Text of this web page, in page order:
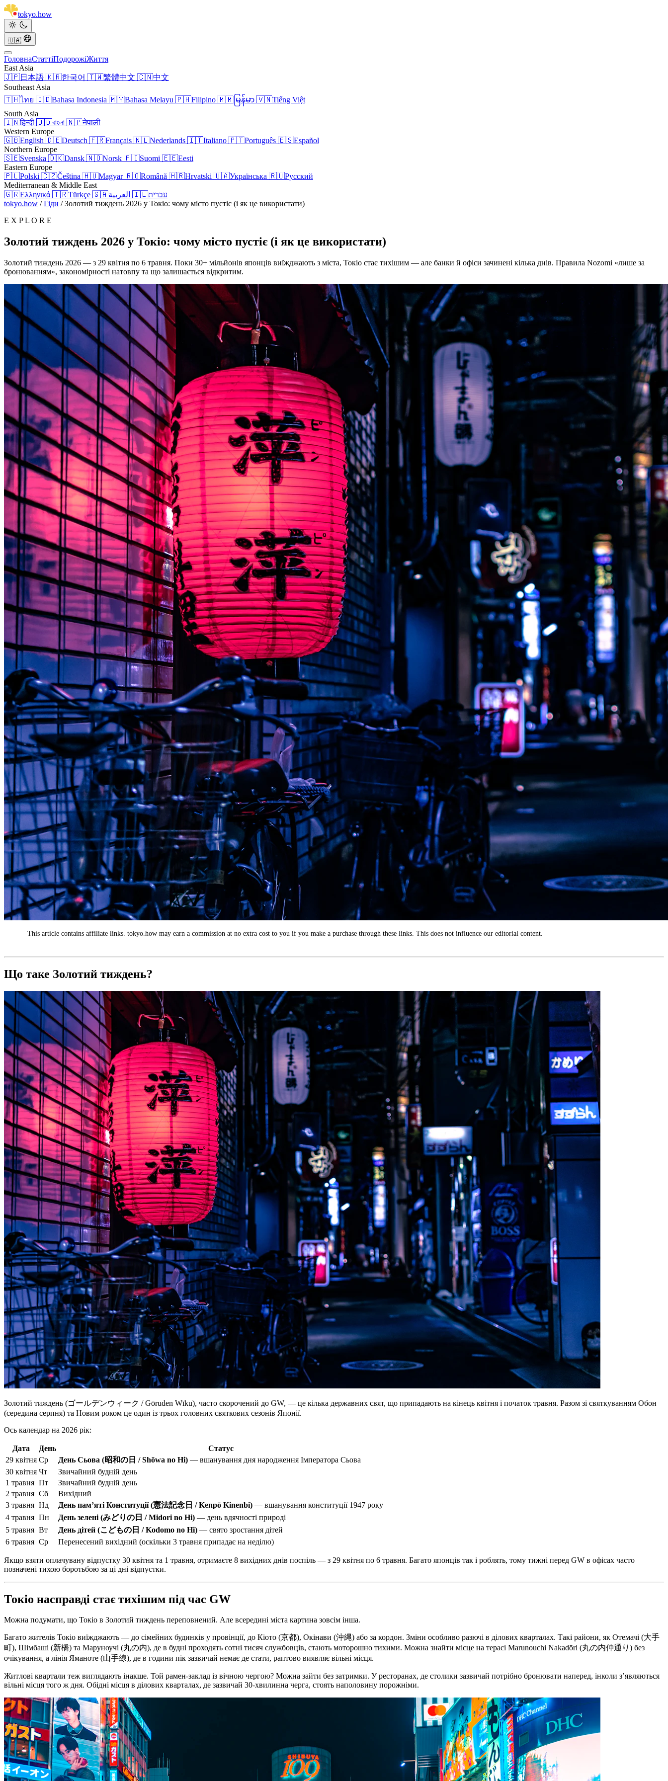
tokyo.how
🇺🇦
ГоловнаСтаттіПодорожіЖиття
East Asia
🇯🇵日本語 🇰🇷한국어 🇹🇼繁體中文 🇨🇳中文
Southeast Asia
🇹🇭ไทย 🇮🇩Bahasa Indonesia 🇲🇾Bahasa Melayu 🇵🇭Filipino 🇲🇲 မြန်မာ 🇻🇳Tiếng Việt
South Asia
🇮🇳हिन्दी 🇧🇩বাংলা 🇳🇵नेपाली
Western Europe
🇬🇧English 🇩🇪Deutsch 🇫🇷Français 🇳🇱Nederlands 🇮🇹Italiano 🇵🇹Português 🇪🇸Español
Northern Europe
🇸🇪Svenska 🇩🇰Dansk 🇳🇴Norsk 🇫🇮Suomi 🇪🇪Eesti
Eastern Europe
🇵🇱Polski 🇨🇿Čeština 🇭🇺Magyar🇷🇴Română 🇭🇷Hrvatski 🇺🇦Українська 🇷🇺Русский
Mediterranean & Middle East
🇬🇷Ελληνικά 🇹🇷Türkçe 🇸🇦 🇮🇱עברית
tokyo.how / Гіди / Золотий тиждень 2026 у Токіо: чому місто пустіє (і як це використати)
E X P L O R E
Золотий тиждень 2026 у Токіо: чому місто пустіє (і як це використати)
Золотий тиждень 2026 — з 29 квітня по 6 травня. Поки 30+ мільйонів японців виїжджають з міста, Токіо стає тихішим — але банки й офіси зачинені кілька днів. Правила Nozomi «лише за
бронюванням», закономірності натовпу та що залишається відкритим.
This article contains affiliate links. tokyo.how may earn a commission at no extra cost to you if you make a purchase through these links. This does not influence our editorial content.
Що таке Золотий тиждень?
Золотий тиждень (ゴールデンウィーク / Gōruden Wīku), часто скорочений до GW, — це кілька державних свят, що припадають на кінець квітня і початок травня. Разом зі святкуванням Обон
(середина серпня) та Новим роком це один із трьох головних святкових сезонів Японії.
Ось календар на 2026 рік:
Дата День
Статус
29 квітня Ср День Сьова (昭和の日 / Shōwa no Hi) — вшанування дня народження Імператора Сьова
30 квітня Чт
Звичайний будній день
1 травня Пт
Звичайний будній день
2 травня Сб
Вихідний
3 травня Нд День пам’яті Конституції (憲法記念日 / Kenpō Kinenbi) — вшанування конституції 1947 року
4 травня Пн День зелені (みどりの日 / Midori no Hi) — день вдячності природі
5 травня Вт День дітей (こどもの日 / Kodomo no Hi) — свято зростання дітей
6 травня Ср Перенесений вихідний (оскільки 3 травня припадає на неділю)
Якщо взяти оплачувану відпустку 30 квітня та 1 травня, отримаєте 8 вихідних днів поспіль — з 29 квітня по 6 травня. Багато японців так і роблять, тому тижні перед GW в офісах часто
позначені тихою боротьбою за ці дні відпустки.
Токіо насправді стає тихішим під час GW
Можна подумати, що Токіо в Золотий тиждень переповнений. Але всередині міста картина зовсім інша.
Багато жителів Токіо виїжджають — до сімейних будинків у провінції, до Кіото (京都), Окінави (沖縄) або за кордон. Зміни особливо разючі в ділових кварталах. Такі райони, як Отемачі (大手
町), Шімбаші (新橋) та Маруноучі (丸の内), де в будні проходять сотні тисяч службовців, стають моторошно тихими. Можна знайти місце на терасі Marunouchi Nakadōri (丸の内仲通り) без
очікування, а лінія Яманоте (山手線), де в години пік зазвичай немає де стати, раптово виявляє вільні місця.
Житлові квартали теж виглядають інакше. Той рамен-заклад із вічною чергою? Можна зайти без затримки. У ресторанах, де столики зазвичай потрібно бронювати наперед, інколи з’являються
вільні місця того ж дня. Обідні місця в ділових кварталах, де зазвичай 30-хвилинна черга, стоять наполовину порожніми.